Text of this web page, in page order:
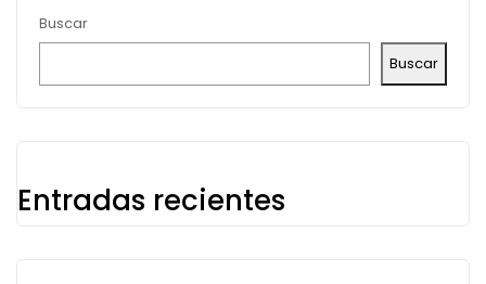
Buscar
Buscar
Entradas recientes